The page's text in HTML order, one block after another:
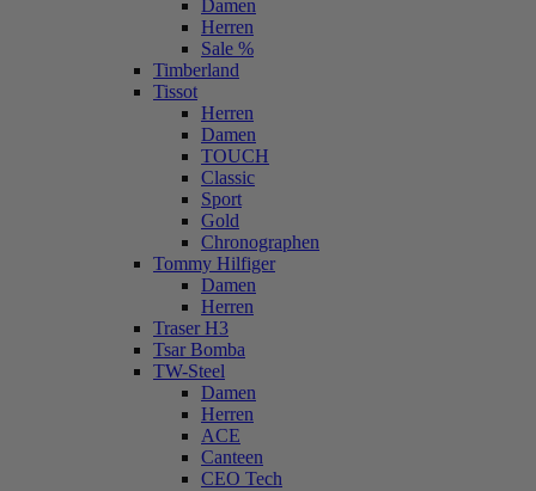
Damen
Herren
Sale %
Timberland
Tissot
Herren
Damen
TOUCH
Classic
Sport
Gold
Chronographen
Tommy Hilfiger
Damen
Herren
Traser H3
Tsar Bomba
TW-Steel
Damen
Herren
ACE
Canteen
CEO Tech